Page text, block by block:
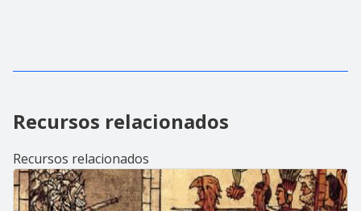
Recursos relacionados
Recursos relacionados